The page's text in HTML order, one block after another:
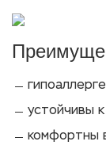
устойчивы
комфортны